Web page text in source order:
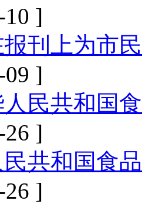
10 ]
刊上为市
09 ]
民共和国
26 ]
共和国食
26 ]